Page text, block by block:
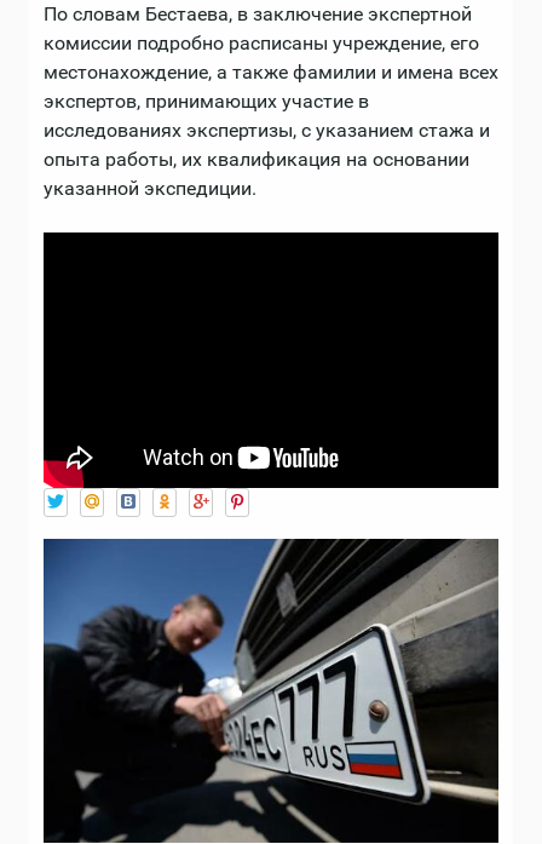
По словам Бестаева, в заключение экспертной
комиссии подробно расписаны учреждение, его
местонахождение, а также фамилии и имена всех
экспертов, принимающих участие в
исследованиях экспертизы, с указанием стажа и
опыта работы, их квалификация на основании
указанной экспедиции.